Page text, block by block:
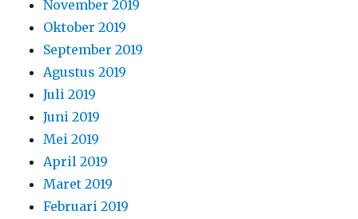
November 2019
Oktober 2019
September 2019
Agustus 2019
Juli 2019
Juni 2019
Mei 2019
April 2019
Maret 2019
Februari 2019